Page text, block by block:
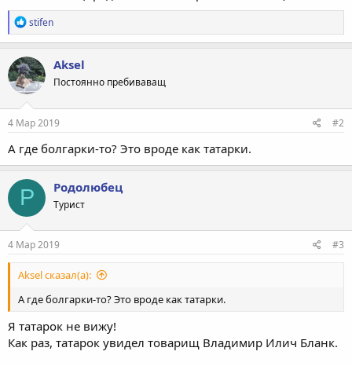
Р
е
а
к
ц
и
и
:
stifen
Aksel
Постоянно пребиваващ
4 Мар 2019 #2
А где болгарки-то? Это вроде как татарки.
Р Родолюбец
Турист
4 Мар 2019 #3
Aksel сказал(а):
А где болгарки-то? Это вроде как татарки.
Я татарок не вижу!
Как раз, татарок увидел товарищ Владимир Илич Бланк.